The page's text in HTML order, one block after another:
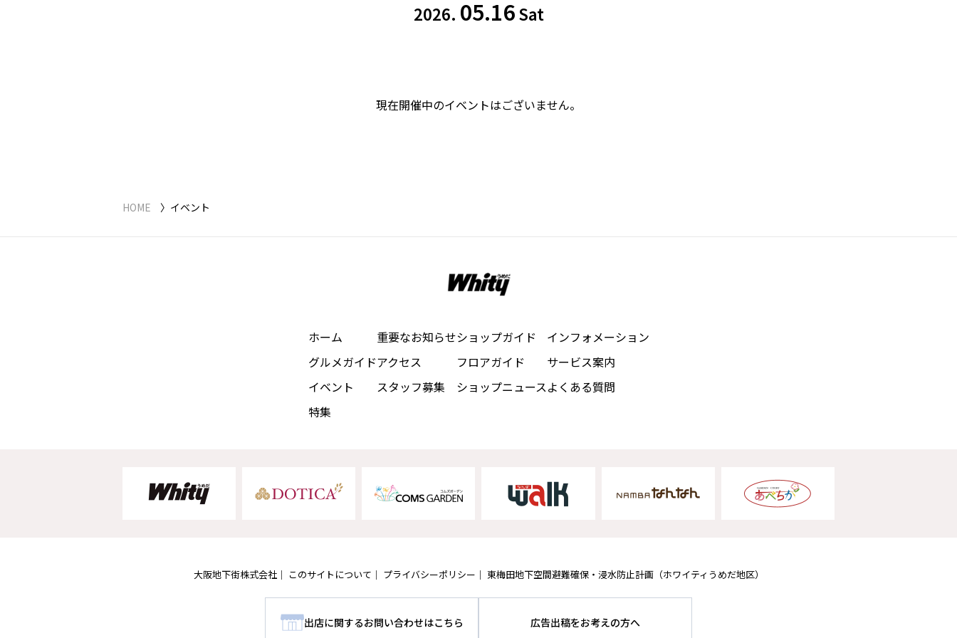
2026. 05.16 Sat
現在開催中のイベントはございません。
HOME イベント
ホーム
グルメガイド
イベント
特集
重要なお知らせ
アクセス
スタッフ募集
ショップガイド
フロアガイド
ショップニュース
インフォメーション
サービス案内
よくある質問
大阪地下街株式会社 このサイトについて プライバシーポリシー 東梅田地下空間避難確保・浸水防止計画（ホワイティうめだ地区）
出店に関するお問い合わせはこちら 広告出稿をお考えの方へ